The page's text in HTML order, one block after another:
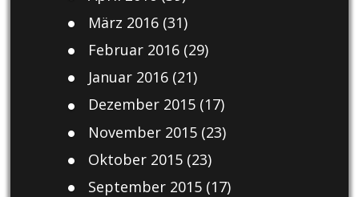
März 2016(31)
Februar 2016(29)
Januar 2016(21)
Dezember 2015(17)
November 2015(23)
Oktober 2015(23)
September 2015(17)